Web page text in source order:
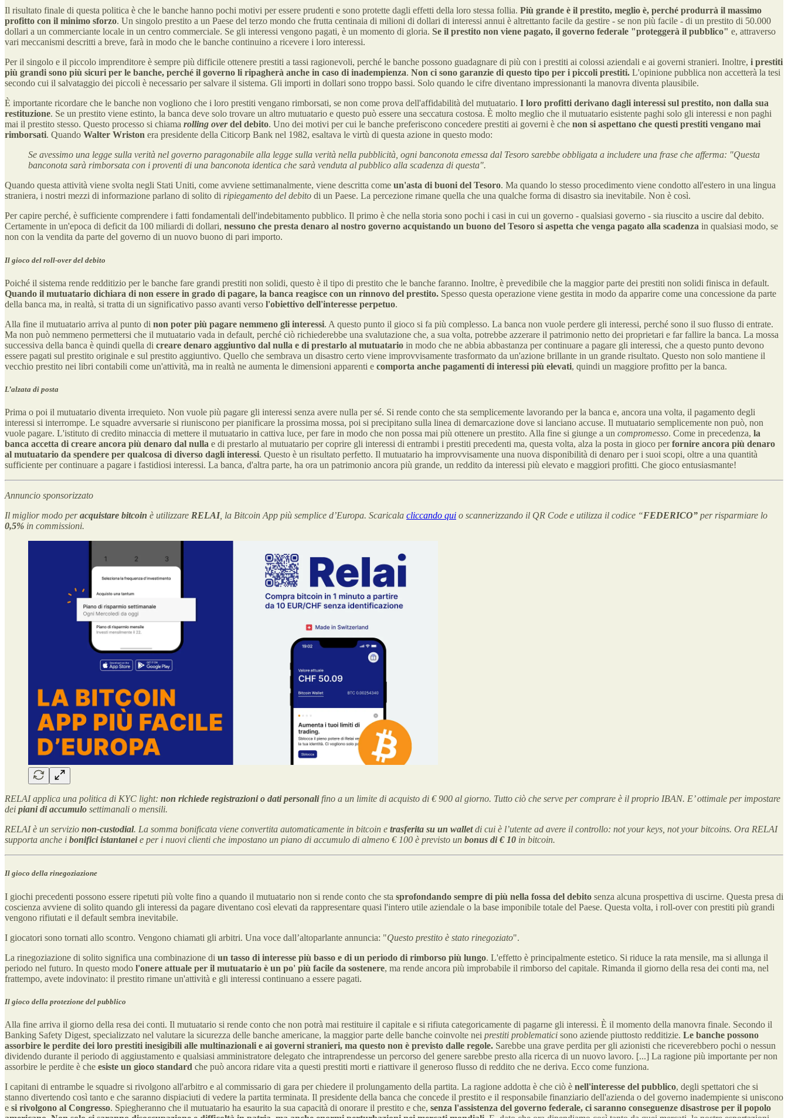
Il risultato finale di questa politica è che le banche hanno pochi motivi per essere prudenti e sono protette dagli effetti della loro stessa follia. Più grande è il prestito, meglio è, perché produrrà il massimo
profitto con il minimo sforzo. Un singolo prestito a un Paese del terzo mondo che frutta centinaia di milioni di dollari di interessi annui è altrettanto facile da gestire - se non più facile - di un prestito di 50.000
dollari a un commerciante locale in un centro commerciale. Se gli interessi vengono pagati, è un momento di gloria. Se il prestito non viene pagato, il governo federale "proteggerà il pubblico" e, attraverso
vari meccanismi descritti a breve, farà in modo che le banche continuino a ricevere i loro interessi.
Per il singolo e il piccolo imprenditore è sempre più difficile ottenere prestiti a tassi ragionevoli, perché le banche possono guadagnare di più con i prestiti ai colossi aziendali e ai governi stranieri. Inoltre, i prestiti
più grandi sono più sicuri per le banche, perché il governo li ripagherà anche in caso di inadempienza. Non ci sono garanzie di questo tipo per i piccoli prestiti. L'opinione pubblica non accetterà la tesi
secondo cui il salvataggio dei piccoli è necessario per salvare il sistema. Gli importi in dollari sono troppo bassi. Solo quando le cifre diventano impressionanti la manovra diventa plausibile.
È importante ricordare che le banche non vogliono che i loro prestiti vengano rimborsati, se non come prova dell'affidabilità del mutuatario. I loro profitti derivano dagli interessi sul prestito, non dalla sua
restituzione. Se un prestito viene estinto, la banca deve solo trovare un altro mutuatario e questo può essere una seccatura costosa. È molto meglio che il mutuatario esistente paghi solo gli interessi e non paghi
mai il prestito stesso. Questo processo si chiama rolling overdel debito. Uno dei motivi per cui le banche preferiscono concedere prestiti ai governi è che non si aspettano che questi prestiti vengano mai
rimborsati. Quando Walter Wriston era presidente della Citicorp Bank nel 1982, esaltava le virtù di questa azione in questo modo:
Se avessimo una legge sulla verità nel governo paragonabile alla legge sulla verità nella pubblicità, ogni banconota emessa dal Tesoro sarebbe obbligata a includere una frase che afferma: "Questa
banconota sarà rimborsata con i proventi di una banconota identica che sarà venduta al pubblico alla scadenza di questa".
Quando questa attività viene svolta negli Stati Uniti, come avviene settimanalmente, viene descritta come un'asta di buoni del Tesoro. Ma quando lo stesso procedimento viene condotto all'estero in una lingua
straniera, i nostri mezzi di informazione parlano di solito di ripiegamento del debito di un Paese. La percezione rimane quella che una qualche forma di disastro sia inevitabile. Non è così.
Per capire perché, è sufficiente comprendere i fatti fondamentali dell'indebitamento pubblico. Il primo è che nella storia sono pochi i casi in cui un governo - qualsiasi governo - sia riuscito a uscire dal debito.
Certamente in un'epoca di deficit da 100 miliardi di dollari, nessuno che presta denaro al nostro governo acquistando un buono del Tesoro si aspetta che venga pagato alla scadenza in qualsiasi modo, se
non con la vendita da parte del governo di un nuovo buono di pari importo.
Il gioco del roll-over del debito
Poiché il sistema rende redditizio per le banche fare grandi prestiti non solidi, questo è il tipo di prestito che le banche faranno. Inoltre, è prevedibile che la maggior parte dei prestiti non solidi finisca in default.
Quando il mutuatario dichiara di non essere in grado di pagare, la banca reagisce con un rinnovo del prestito. Spesso questa operazione viene gestita in modo da apparire come una concessione da parte
della banca ma, in realtà, si tratta di un significativo passo avanti verso l'obiettivo dell'interesse perpetuo.
Alla fine il mutuatario arriva al punto di non poter più pagare nemmeno gli interessi. A questo punto il gioco si fa più complesso. La banca non vuole perdere gli interessi, perché sono il suo flusso di entrate.
Ma non può nemmeno permettersi che il mutuatario vada in default, perché ciò richiederebbe una svalutazione che, a sua volta, potrebbe azzerare il patrimonio netto dei proprietari e far fallire la banca. La mossa
successiva della banca è quindi quella di creare denaro aggiuntivo dal nulla e di prestarlo al mutuatario in modo che ne abbia abbastanza per continuare a pagare gli interessi, che a questo punto devono
essere pagati sul prestito originale e sul prestito aggiuntivo. Quello che sembrava un disastro certo viene improvvisamente trasformato da un'azione brillante in un grande risultato. Questo non solo mantiene il
vecchio prestito nei libri contabili come un'attività, ma in realtà ne aumenta le dimensioni apparenti e comporta anche pagamenti di interessi più elevati, quindi un maggiore profitto per la banca.
L’alzata di posta
Prima o poi il mutuatario diventa irrequieto. Non vuole più pagare gli interessi senza avere nulla per sé. Si rende conto che sta semplicemente lavorando per la banca e, ancora una volta, il pagamento degli
interessi si interrompe. Le squadre avversarie si riuniscono per pianificare la prossima mossa, poi si precipitano sulla linea di demarcazione dove si lanciano accuse. Il mutuatario semplicemente non può, non
vuole pagare. L'istituto di credito minaccia di mettere il mutuatario in cattiva luce, per fare in modo che non possa mai più ottenere un prestito. Alla fine si giunge a un compromesso. Come in precedenza, la
banca accetta di creare ancora più denaro dal nulla e di prestarlo al mutuatario per coprire gli interessi di entrambi i prestiti precedenti ma, questa volta, alza la posta in gioco perfornire ancora più denaro
al mutuatario da spendere per qualcosa di diverso dagli interessi. Questo è un risultato perfetto. Il mutuatario ha improvvisamente una nuova disponibilità di denaro per i suoi scopi, oltre a una quantità
sufficiente per continuare a pagare i fastidiosi interessi. La banca, d'altra parte, ha ora un patrimonio ancora più grande, un reddito da interessi più elevato e maggiori profitti. Che gioco entusiasmante!
Annuncio sponsorizzato
Il miglior modo peracquistare bitcoin è utilizzare RELAI, la Bitcoin App più semplice d’Europa. Scaricala cliccando qui o scannerizzando il QR Code e utilizza il codice “FEDERICO” per risparmiare lo
0,5% in commissioni.
RELAI applica una politica di KYC light: non richiede registrazioni o dati personalifino a un limite di acquisto di € 900 al giorno. Tutto ciò che serve per comprare è il proprio IBAN. E’ ottimale per impostare
dei piani di accumulo settimanali o mensili.
RELAI è un servizio non-custodial. La somma bonificata viene convertita automaticamente in bitcoin e trasferita su un walletdi cui è l’utente ad avere il controllo: not your keys, not your bitcoins. Ora RELAI
supporta anche i bonifici istantaneie per i nuovi clienti che impostano un piano di accumulo di almeno € 100 è previsto un bonus di € 10 in bitcoin.
Il gioco della rinegoziazione
I giochi precedenti possono essere ripetuti più volte fino a quando il mutuatario non si rende conto che sta sprofondando sempre di più nella fossa del debito senza alcuna prospettiva di uscirne. Questa presa di
coscienza avviene di solito quando gli interessi da pagare diventano così elevati da rappresentare quasi l'intero utile aziendale o la base imponibile totale del Paese. Questa volta, i roll-over con prestiti più grandi
vengono rifiutati e il default sembra inevitabile.
I giocatori sono tornati allo scontro. Vengono chiamati gli arbitri. Una voce dall’altoparlante annuncia: "Questo prestito è stato rinegoziato".
La rinegoziazione di solito significa una combinazione di un tasso di interesse più basso e di un periodo di rimborso più lungo. L'effetto è principalmente estetico. Si riduce la rata mensile, ma si allunga il
periodo nel futuro. In questo modo l'onere attuale per il mutuatario è un po' più facile da sostenere, ma rende ancora più improbabile il rimborso del capitale. Rimanda il giorno della resa dei conti ma, nel
frattempo, avete indovinato: il prestito rimane un'attività e gli interessi continuano a essere pagati.
Il gioco della protezione del pubblico
Alla fine arriva il giorno della resa dei conti. Il mutuatario si rende conto che non potrà mai restituire il capitale e si rifiuta categoricamente di pagarne gli interessi. È il momento della manovra finale. Secondo il
Banking Safety Digest, specializzato nel valutare la sicurezza delle banche americane, la maggior parte delle banche coinvolte nei prestiti problematici sono aziende piuttosto redditizie. Le banche possono
assorbire le perdite dei loro prestiti inesigibili alle multinazionali e ai governi stranieri, ma questo non è previsto dalle regole. Sarebbe una grave perdita per gli azionisti che riceverebbero pochi o nessun
dividendo durante il periodo di aggiustamento e qualsiasi amministratore delegato che intraprendesse un percorso del genere sarebbe presto alla ricerca di un nuovo lavoro. [...] La ragione più importante per non
assorbire le perdite è che esiste un gioco standard che può ancora ridare vita a questi prestiti morti e riattivare il generoso flusso di reddito che ne deriva. Ecco come funziona.
I capitani di entrambe le squadre si rivolgono all'arbitro e al commissario di gara per chiedere il prolungamento della partita. La ragione addotta è che ciò è nell'interesse del pubblico, degli spettatori che si
stanno divertendo così tanto e che saranno dispiaciuti di vedere la partita terminata. Il presidente della banca che concede il prestito e il responsabile finanziario dell'azienda o del governo inadempiente si uniscono
e si rivolgono al Congresso. Spiegheranno che il mutuatario ha esaurito la sua capacità di onorare il prestito e che, senza l'assistenza del governo federale, ci saranno conseguenze disastrose per il popolo